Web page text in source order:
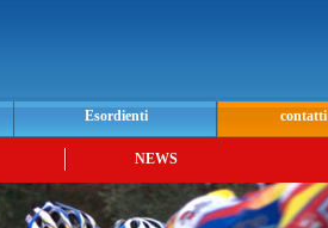
Esordienti contatti
NEWS